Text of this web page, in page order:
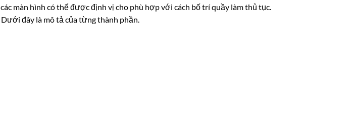
màn hình có thể được định vị cho phù hợp với cách bố trí quầy làm thủ tục.
đây là mô tả của từng thành phần.